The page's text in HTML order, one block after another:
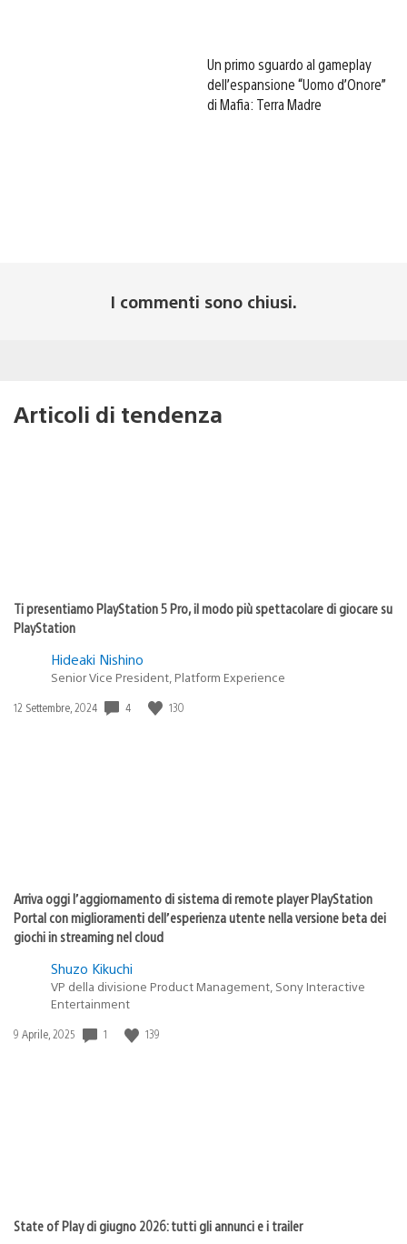
Un primo sguardo al gameplay
dell’espansione “Uomo d’Onore”
di Mafia: Terra Madre
I commenti sono chiusi.
Articoli di tendenza
Ti presentiamo PlayStation 5 Pro, il modo più spettacolare di giocare su
PlayStation
Hideaki Nishino
Senior Vice President, Platform Experience
Data
12 Settembre, 2024 4 130
Arriva oggi l’aggiornamento di sistema di remote player PlayStation
Portal con miglioramenti dell’esperienza utente nella versione beta dei
giochi in streaming nel cloud
Shuzo Kikuchi
VP della divisione Product Management, Sony Interactive
Entertainment
Data
9 Aprile, 2025 1 139
State of Play di giugno 2026: tutti gli annunci e i trailer